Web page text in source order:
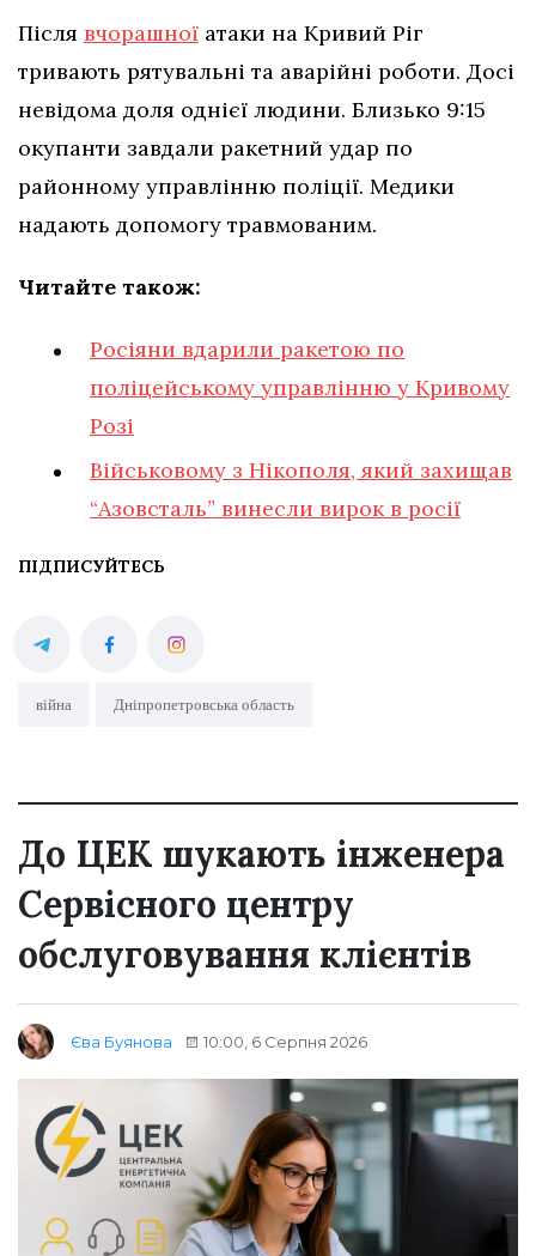
Після вчорашної атаки на Кривий Ріг
тривають рятувальні та аварійні роботи. Досі
невідома доля однієї людини. Близько 9:15
окупанти завдали ракетний удар по
районному управлінню поліції. Медики
надають допомогу травмованим.
Читайте також:
Росіяни вдарили ракетою по
поліцейському управлінню у Кривому
Розі
Військовому з Нікополя, який захищав
“Азовсталь” винесли вирок в росії
ПІДПИСУЙТЕСЬ
війна Дніпропетровська область
До ЦЕК шукають інженера
Сервісного центру
обслуговування клієнтів
Єва Буянова 10:00, 6 Серпня 2026